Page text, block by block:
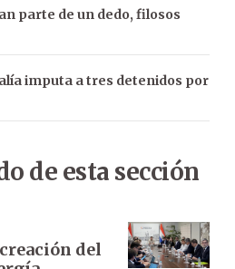
parte de un dedo, filosos
imputa a tres detenidos por
de esta sección
del